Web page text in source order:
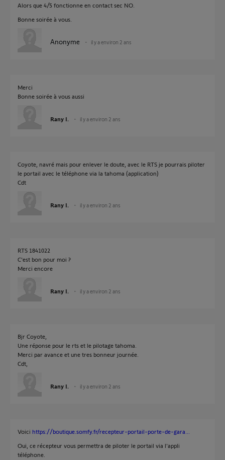
Alors que 4/5 fonctionne en contact sec NO.
Bonne soirée à vous.
Anonyme il y a environ 2 ans
Merci
Bonne soirée à vous aussi
Rany I. il y a environ 2 ans
Coyote, navré mais pour enlever le doute, avec le RTS je pourrais piloter
le portail avec le téléphone via la tahoma (application)
Cdt
Rany I. il y a environ 2 ans
RTS 1841022
C'est bon pour moi ?
Merci encore
Rany I. il y a environ 2 ans
Bjr Coyote,
Une réponse pour le rts et le pilotage tahoma.
Merci par avance et une tres bonneur journée.
Cdt,
Rany I. il y a environ 2 ans
Voici https://boutique.somfy.fr/recepteur-portail-porte-de-gara...
Oui, ce récepteur vous permettra de piloter le portail via l'appli
téléphone.